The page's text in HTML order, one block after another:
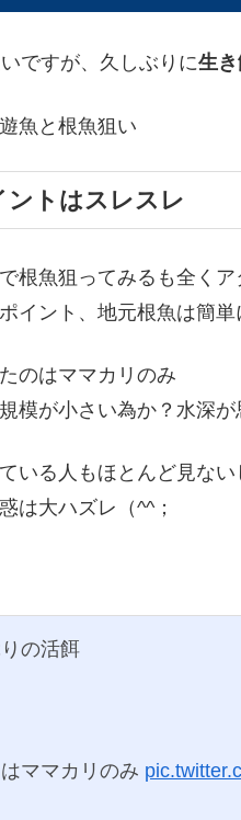
ですが、久しぶりに生
魚と根魚狙い
ントはスレスレ
根魚狙ってみるも全くア
イント、地元根魚は簡単
のはママカリのみ
模が小さい為か？水深が
いる人もほとんど見ない
は大ハズレ（^^；
の活餌
ママカリのみ